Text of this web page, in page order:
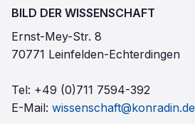
BILD DER WISSENSCHAFT
Ernst-Mey-Str. 8
70771 Leinfelden-Echterdingen
Tel: +49 (0)711 7594-392
E-Mail: wissenschaft@konradin.de